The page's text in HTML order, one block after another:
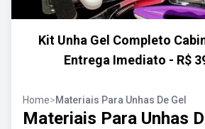
Kit Unha Gel Completo
Entrega Imediato - R$
Home>Materiais Para Unhas De Gel
Materiais Para Unhas